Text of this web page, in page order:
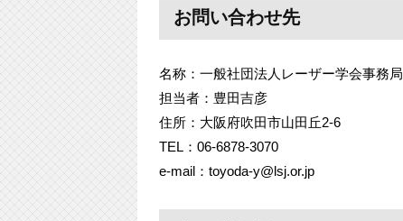
お問い合わせ先
名称：一般社団法人レーザー学会事務局
担当者：豊田吉彦
住所：大阪府吹田市山田丘2-6
TEL：06-6878-3070
e-mail：toyoda-y@lsj.or.jp